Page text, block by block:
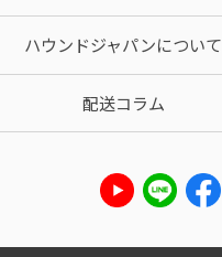
ハウンドジャパンについて
配送コラム